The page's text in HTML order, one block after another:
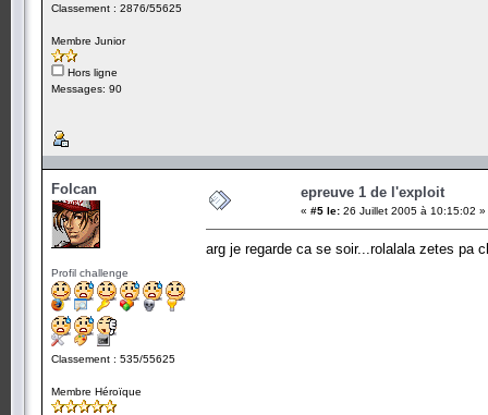
Classement : 2876/55625
Membre Junior
Hors ligne
Messages: 90
Folcan
Profil challenge
Classement : 535/55625
Membre Héroïque
epreuve 1 de l'exploit
« #5 le: 26 Juillet 2005 à 10:15:02 »
arg je regarde ca se soir...rolalala zetes pa